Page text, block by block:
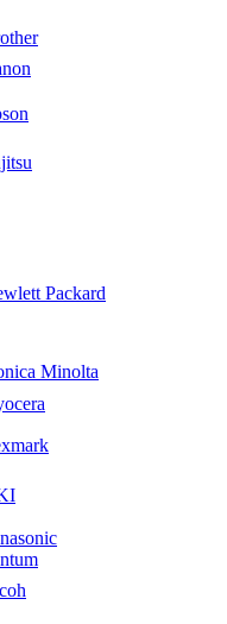
Packard
Minolta